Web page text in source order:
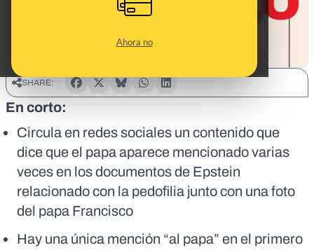
Ahora no
SHARE:
En corto:
Circula en redes sociales un contenido que
dice que el papa aparece mencionado varias
veces en los documentos de Epstein
relacionado con la pedofilia junto con una foto
del papa Francisco
Hay una única mención “al papa” en el primero